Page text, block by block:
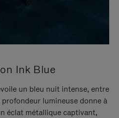
Ink Blue
un bleu nuit intense, entre
lumineuse donne à
éclat métallique captivant,